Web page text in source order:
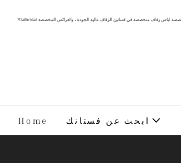
Home ابحث عن فستانك